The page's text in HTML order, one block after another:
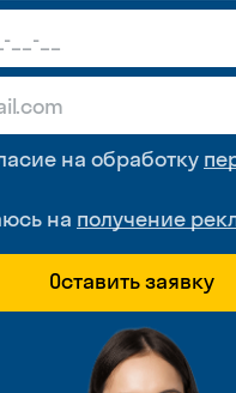
на обработку
на получение
Оставить заявку